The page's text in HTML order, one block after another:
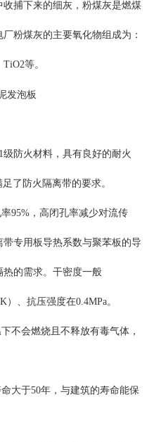
捕下来的细灰，粉煤灰是燃煤
粉煤灰的主要氧化物组成为：
等。
防火材料，具有良好的耐火
了防火隔离带的要求。
95%，高闭孔率减少对流传
专用板导热系数与聚苯板的导
的需求。干密度一般
）、抗压强度在0.4MPa。
不会燃烧且不释放有毒气体，
大于50年，与建筑的寿命能保